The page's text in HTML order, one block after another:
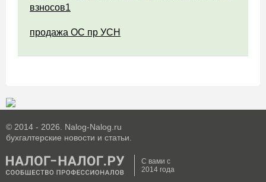
взносов1
продажа ОС пр УСН
© 2014 - 2026. Nalog-Nalog.ru
бухгалтерские новости и статьи.
С вами с
2014 года